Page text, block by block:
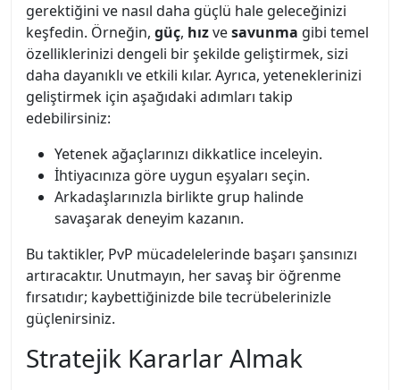
gerektiğini ve nasıl daha güçlü hale geleceğinizi
keşfedin. Örneğin, güç, hızvesavunma gibi temel
özelliklerinizi dengeli bir şekilde geliştirmek, sizi
daha dayanıklı ve etkili kılar. Ayrıca, yeteneklerinizi
geliştirmek için aşağıdaki adımları takip
edebilirsiniz:
Yetenek ağaçlarınızı dikkatlice inceleyin.
İhtiyacınıza göre uygun eşyaları seçin.
Arkadaşlarınızla birlikte grup halinde
savaşarak deneyim kazanın.
Bu taktikler, PvP mücadelelerinde başarı şansınızı
artıracaktır. Unutmayın, her savaş bir öğrenme
fırsatıdır; kaybettiğinizde bile tecrübelerinizle
güçlenirsiniz.
Stratejik Kararlar Almak